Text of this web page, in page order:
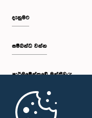
දැනුමට
සම්බන්ධ වන්න
පාර්ලි‌මේන්තුවේ මන්ත්‍රීවරු
මුල් පිටුව